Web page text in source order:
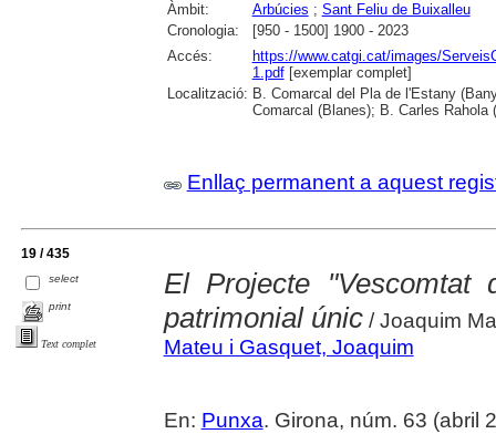
Àmbit:
Arbúcies ; Sant Feliu de Buixalleu
Cronologia:
[950 - 1500] 1900 - 2023
Accés:
https://www.catgi.cat/images/
1.pdf[exemplar complet]
Localització: B. Comarcal del Pla de l'Estany
Comarcal (Blanes); B. Carles Rahola
Enllaç permanent a aquest
19 / 435
select
print
Text complet
El Projecte
patrimonial únic/ Joaquim
Mateu i Gasquet, Joaquim
En: Punxa. Girona, núm. 63 (abril